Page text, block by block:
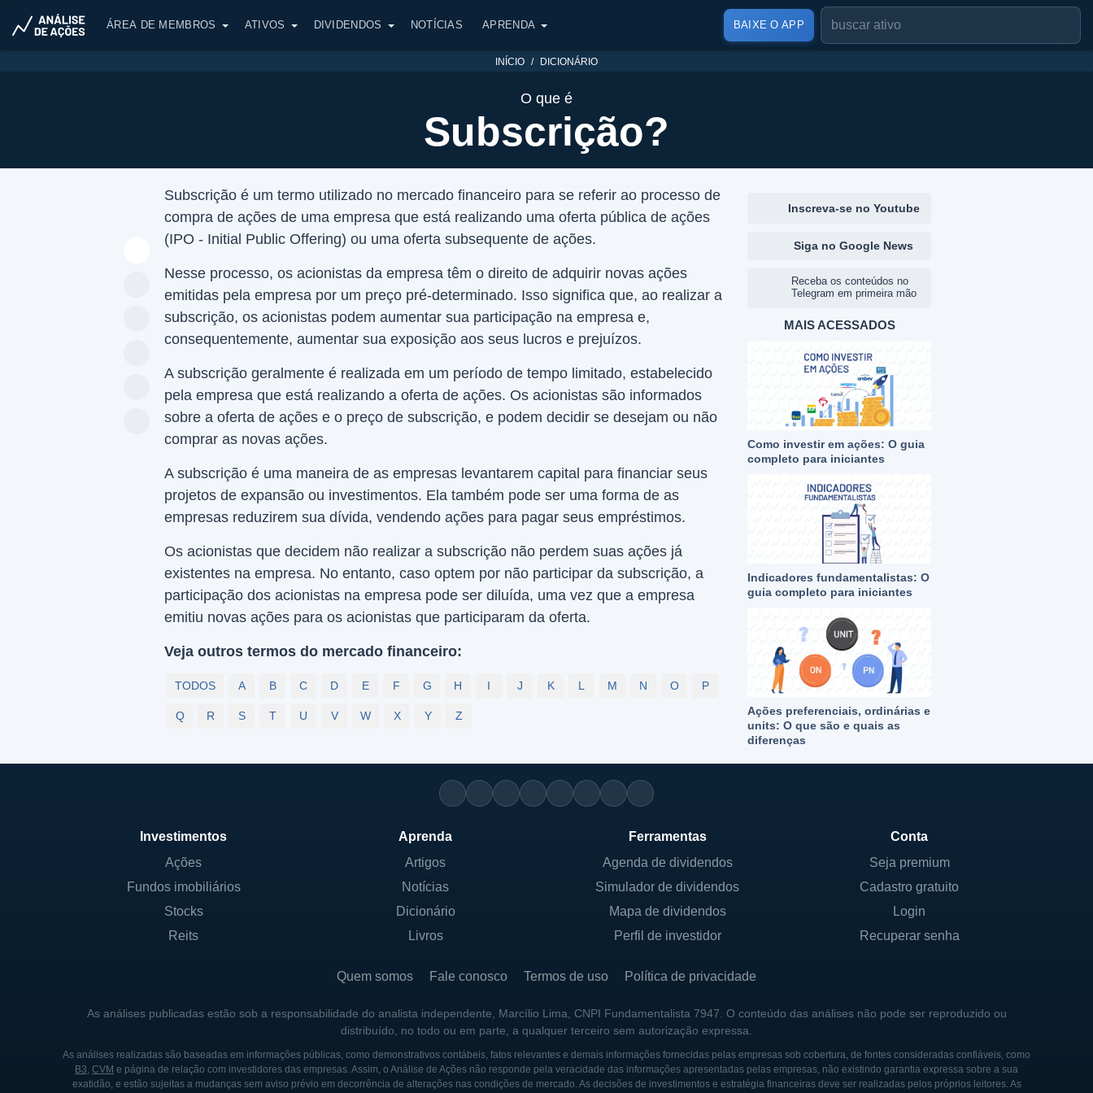
ÁREA DE MEMBROS ATIVOS DIVIDENDOS NOTÍCIAS APRENDA BAIXE O APP
INÍCIO DICIONÁRIO
O que é
Subscrição?
Subscrição é um termo utilizado no mercado financeiro para se referir ao processo de
compra de ações de uma empresa que está realizando uma oferta pública de ações
(IPO - Initial Public Offering) ou uma oferta subsequente de ações.
Nesse processo, os acionistas da empresa têm o direito de adquirir novas ações
emitidas pela empresa por um preço pré-determinado. Isso significa que, ao realizar a
subscrição, os acionistas podem aumentar sua participação na empresa e,
consequentemente, aumentar sua exposição aos seus lucros e prejuízos.
A subscrição geralmente é realizada em um período de tempo limitado, estabelecido
pela empresa que está realizando a oferta de ações. Os acionistas são informados
sobre a oferta de ações e o preço de subscrição, e podem decidir se desejam ou não
comprar as novas ações.
A subscrição é uma maneira de as empresas levantarem capital para financiar seus
projetos de expansão ou investimentos. Ela também pode ser uma forma de as
empresas reduzirem sua dívida, vendendo ações para pagar seus empréstimos.
Os acionistas que decidem não realizar a subscrição não perdem suas ações já
existentes na empresa. No entanto, caso optem por não participar da subscrição, a
participação dos acionistas na empresa pode ser diluída, uma vez que a empresa
emitiu novas ações para os acionistas que participaram da oferta.
Veja outros termos do mercado financeiro:
TODOS A B C D E F G H I J K L M N O P
Q R S T U V W X Y Z
Inscreva-se no Youtube
Siga no Google News
Receba os conteúdos no
Telegram em primeira mão
MAIS ACESSADOS
Como investir em ações: O guia
completo para iniciantes
Indicadores fundamentalistas: O
guia completo para iniciantes
Ações preferenciais, ordinárias e
units: O que são e quais as
diferenças
Investimentos
Ações
Fundos imobiliários
Stocks
Reits
Aprenda
Artigos
Notícias
Dicionário
Livros
Ferramentas
Agenda de dividendos
Simulador de dividendos
Mapa de dividendos
Perfil de investidor
Conta
Seja premium
Cadastro gratuito
Login
Recuperar senha
Quem somos Fale conosco Termos de uso Política de privacidade
As análises publicadas estão sob a responsabilidade do analista independente, Marcílio Lima, CNPI Fundamentalista 7947. O conteúdo das análises não pode ser reproduzido ou
distribuído, no todo ou em parte, a qualquer terceiro sem autorização expressa.
As análises realizadas são baseadas em informações públicas, como demonstrativos contábeis, fatos relevantes e demais informações fornecidas pelas empresas sob cobertura, de fontes consideradas confiáveis, como
B3, CVM e página de relação com investidores das empresas. Assim, o Análise de Ações não responde pela veracidade das informações apresentadas pelas empresas, não existindo garantia expressa sobre a sua
exatidão, e estão sujeitas a mudanças sem aviso prévio em decorrência de alterações nas condições de mercado. As decisões de investimentos e estratégia financeiras deve ser realizadas pelos próprios leitores. As